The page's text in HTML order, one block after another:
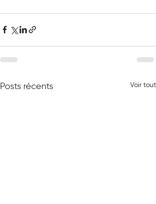
Posts récents Voir tout